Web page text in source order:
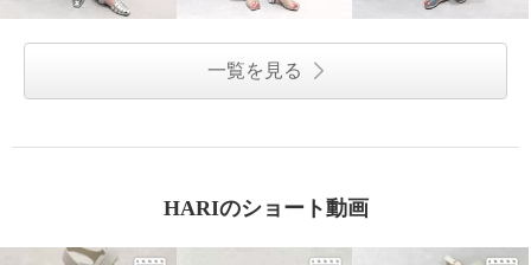
一覧を見る
HARIのショート動画